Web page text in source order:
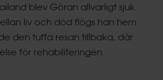
blev Göran allvarligt sjuk.
liv och död flögs han hem
den tuffa resan tillbaka, där
för rehabiliteringen.